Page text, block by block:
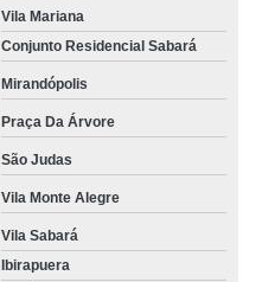
Vila Mariana
Conjunto Residencial Sabará
Mirandópolis
Praça Da Árvore
São Judas
Vila Monte Alegre
Vila Sabará
Ibirapuera